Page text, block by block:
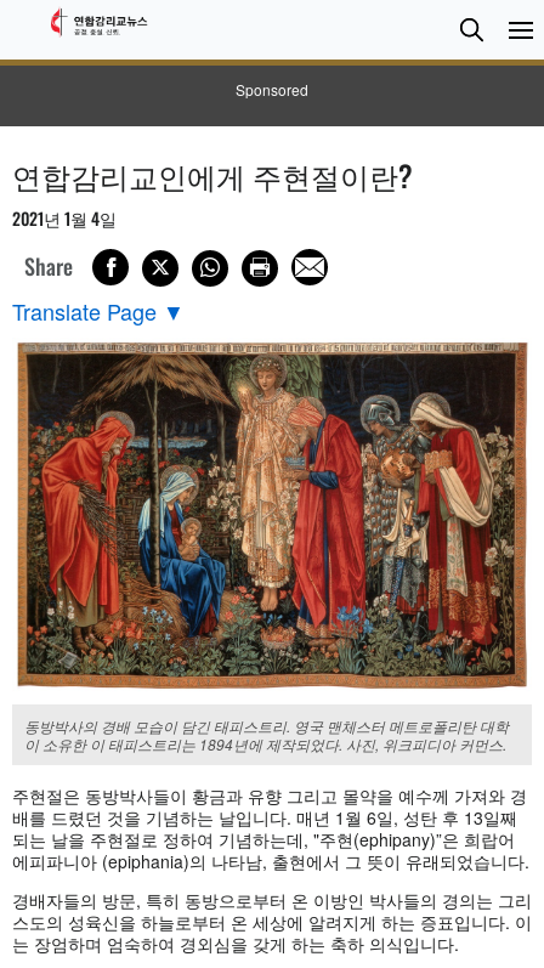
Sponsored
검
색
Search
연합감리교인에게 주현절이란?
2021년 1월 4일
Share
Translate Page ▼
동방박사의 경배 모습이 담긴 태피스트리. 영국 맨체스터 메트로폴리탄 대학
이 소유한 이 태피스트리는 1894년에 제작되었다. 사진, 위크피디아 커먼스.
주현절은 동방박사들이 황금과 유향 그리고 몰약을 예수께 가져와 경
배를 드렸던 것을 기념하는 날입니다. 매년 1월 6일, 성탄 후 13일째
되는 날을 주현절로 정하여 기념하는데, "주현(ephipany)”은 희랍어
에피파니아 (epiphania)의 나타남, 출현에서 그 뜻이 유래되었습니다.
경배자들의 방문, 특히 동방으로부터 온 이방인 박사들의 경의는 그리
스도의 성육신을 하늘로부터 온 세상에 알려지게 하는 증표입니다. 이
는 장엄하며 엄숙하여 경외심을 갖게 하는 축하 의식입니다.